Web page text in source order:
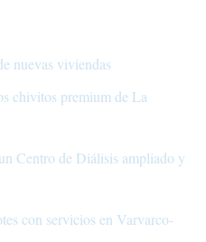
nuevas viviendas
chivitos premium de La
Centro de Diálisis ampliado y
con servicios en Varvarco-